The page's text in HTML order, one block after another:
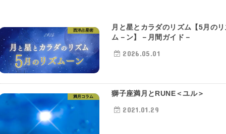
西洋占星術
月と星とカラダのリズム【5月の
ム－ン】－月間ガイド－
2026.05.01
満月コラム 獅子座満月とRUNE＜ユル＞
2021.01.29